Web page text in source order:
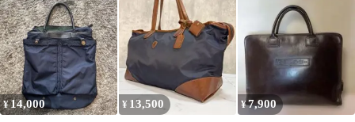
ロン×レザー Felisi
メンズ ブラック
フケース ブラック
¥14,000 ¥ 13,500 ¥7,900